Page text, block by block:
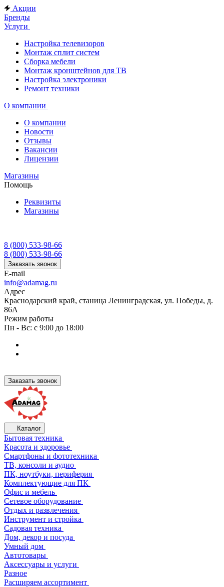
Акции
Бренды
Услуги
Настройка телевизоров
Монтаж сплит систем
Сборка мебели
Монтаж кронштейнов для ТВ
Настройка электроники
Ремонт техники
О компании
О компании
Новости
Отзывы
Вакансии
Лицензии
Магазины
Помощь
Реквизиты
Магазины
8 (800) 533-98-66
8 (800) 533-98-66
Заказать звонок
E-mail
info@adamag.ru
Адрес
Краснодарский край, станица Ленинградская, ул. Победы, д.
86А
Режим работы
Пн - Вс: с 9:00 до 18:00
Заказать звонок
Каталог
Бытовая техника
Красота и здоровье
Смартфоны и фототехника
ТВ, консоли и аудио
ПК, ноутбуки, периферия
Комплектующие для ПК
Офис и мебель
Сетевое оборудование
Отдых и развлечения
Инструмент и стройка
Садовая техника
Дом, декор и посуда
Умный дом
Автотовары
Аксессуары и услуги
Разное
Расширяем ассортимент